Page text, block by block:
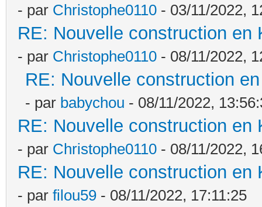
- par Christophe0110 - 03/11/2022,
RE: Nouvelle construction
- par Christophe0110 - 08/11/2022,
RE: Nouvelle construction
- par babychou - 08/11/2022,
RE: Nouvelle construction
- par Christophe0110 - 08/11/2022,
RE: Nouvelle construction
- par filou59 - 08/11/2022, 17:11:25